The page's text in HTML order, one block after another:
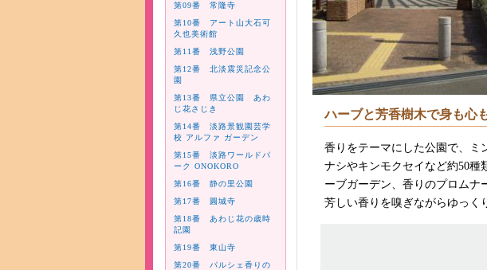
第09番 常隆寺
第10番 アート山大石可
久也美術館
第11番 浅野公園
第12番 北淡震災記念公
園
第13番 県立公園 あわ
じ花さじき
第14番 淡路景観園芸学
校 アルファ ガーデン
第15番 淡路ワールドパ
ーク ONOKORO
第16番 静の里公園
第17番 圓城寺
第18番 あわじ花の歳時
記園
第19番 東山寺
第20番 パルシェ香りの
ハーブと芳香樹木で身も心
香りをテーマにした公園で、ミ
ナシやキンモクセイなど約50種
ーブガーデン、香りのプロムナ
芳しい香りを嗅ぎながらゆっく